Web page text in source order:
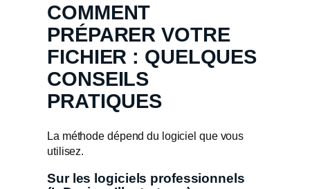
COMMENT
PRÉPARER VOTRE
FICHIER : QUELQUES
CONSEILS
PRATIQUES
La méthode dépend du logiciel que vous
utilisez.
Sur les logiciels professionnels